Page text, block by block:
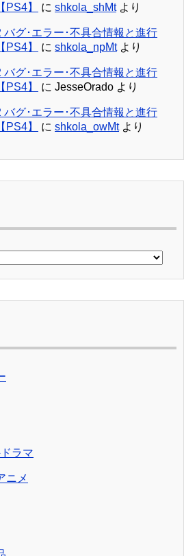
】
に shkola_shMtより
バグ･エラー･不具合情報と進行
】
に shkola_npMtより
バグ･エラー･不具合情報と進行
】
に JesseOrado より
バグ･エラー･不具合情報と進行
】
に shkola_owMtより
ラマ
ニメ